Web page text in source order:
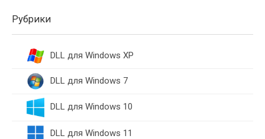
Рубрики
DLL для Windows XP
DLL для Windows 7
DLL для Windows 10
DLL для Windows 11